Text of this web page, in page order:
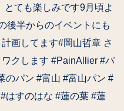
とても楽しみです9月頃よ
後半からのイベントにも
画してます#岡山哲章 さ
クします #PainAllier #パ
のパン #富山 #富山パン #
はすのはな #蓮の葉 #蓮